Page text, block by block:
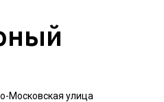
Московская улица